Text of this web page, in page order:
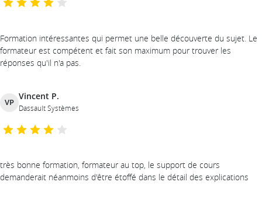
Formation intéressantes qui permet une belle découverte du sujet. Le
formateur est compétent et fait son maximum pour trouver les
réponses qu'il n'a pas.
VP
Vincent P.
Dassault Systèmes
très bonne formation, formateur au top, le support de cours
demanderait néanmoins d'être étoffé dans le détail des explications